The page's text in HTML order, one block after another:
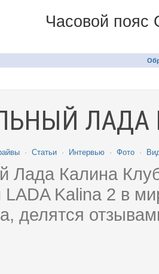
Часовой пояс
ЛАДА
· Статьи · Интервью · Фото ·
Калина
LADA Kalina 2 в
делятся